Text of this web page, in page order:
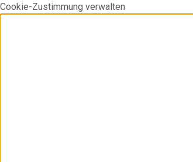
Cookie-Zustimmung verwalten